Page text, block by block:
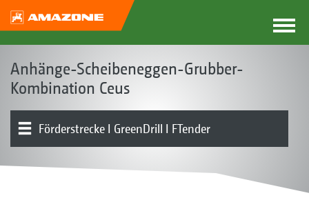
Anhänge-Scheibeneggen-Grubber-
Kombination Ceus
Förderstrecke I GreenDrill I FTender